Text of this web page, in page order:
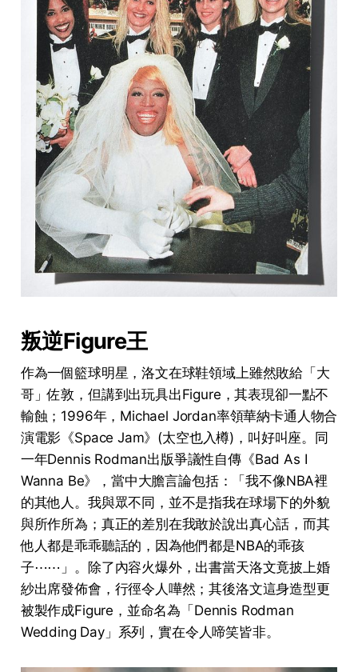
叛逆Figure王
作為一個籃球明星，洛文在球鞋領域上雖然敗給「大
哥」佐敦，但講到出玩具出Figure，其表現卻一點不
輸蝕；1996年，Michael Jordan率領華納卡通人物合
演電影《Space Jam》(太空也入樽)，叫好叫座。同
一年Dennis Rodman出版爭議性自傳《Bad As I
Wanna Be》，當中大膽言論包括：「我不像NBA裡
的其他人。我與眾不同，並不是指我在球場下的外貌
與所作所為；真正的差別在我敢於說出真心話，而其
他人都是乖乖聽話的，因為他們都是NBA的乖孩
子⋯⋯」。除了內容火爆外，出書當天洛文竟披上婚
紗出席發佈會，行徑令人嘩然；其後洛文這身造型更
被製作成Figure，並命名為「Dennis Rodman
Wedding Day」系列，實在令人啼笑皆非。